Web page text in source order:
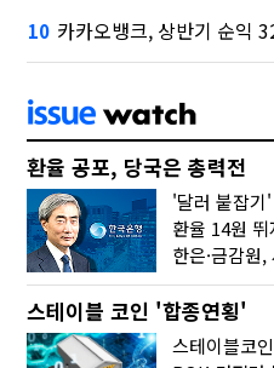
10 카카오뱅크, 상반기 순익 3280억
환율 공포, 당국은 총력전
스테이블 코인 '합종연횡'
스테이블코